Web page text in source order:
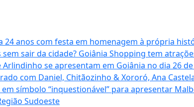
24 anos com festa em homenagem à própria
sem sair da cidade? Goiânia Shopping tem
Arlindinho se apresentam em Goiânia no dia 26
com Daniel, Chitãozinho & Xororó, Ana
símbolo “inquestionável” para apresentar
Sudoeste